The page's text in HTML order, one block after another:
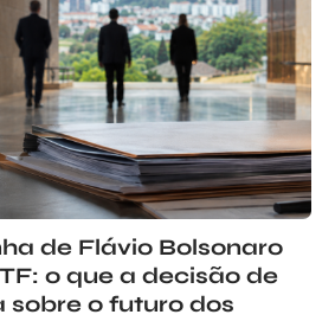
de Flávio Bolsonaro
o que a decisão de
sobre o futuro dos